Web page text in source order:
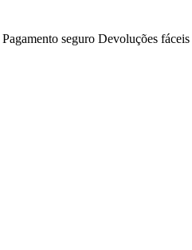
Pagamento seguro Devoluções fáceis